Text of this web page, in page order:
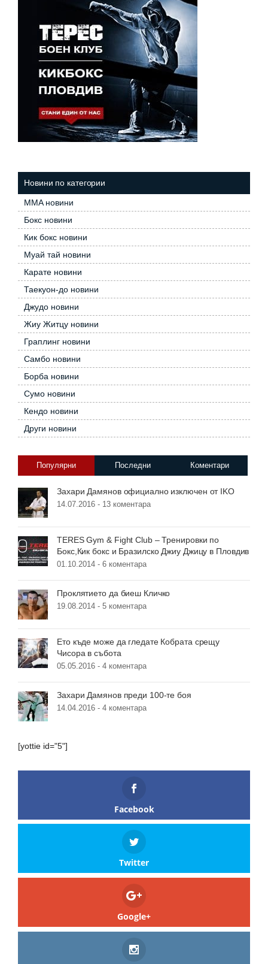
Новини по категории
MMA новини
Бокс новини
Кик бокс новини
Муай тай новини
Карате новини
Таекуон-до новини
Джудо новини
Жиу Житцу новини
Граплинг новини
Самбо новини
Борба новини
Сумо новини
Кендо новини
Други новини
Популярни Последни Коментари
Захари Дамянов официално изключен от IKO
14.07.2016 - 13 коментара
TERES Gym & Fight Club – Тренировки по
Бокс,Кик бокс и Бразилско Джиу Джицу в Пловдив
01.10.2014 - 6 коментара
Проклятието да биеш Кличко
19.08.2014 - 5 коментара
Ето къде може да гледате Кобрата срещу
Чисора в събота
05.05.2016 - 4 коментара
Захари Дамянов преди 100-те боя
14.04.2016 - 4 коментара
[yottie id="5"]
Facebook
Twitter
Google+